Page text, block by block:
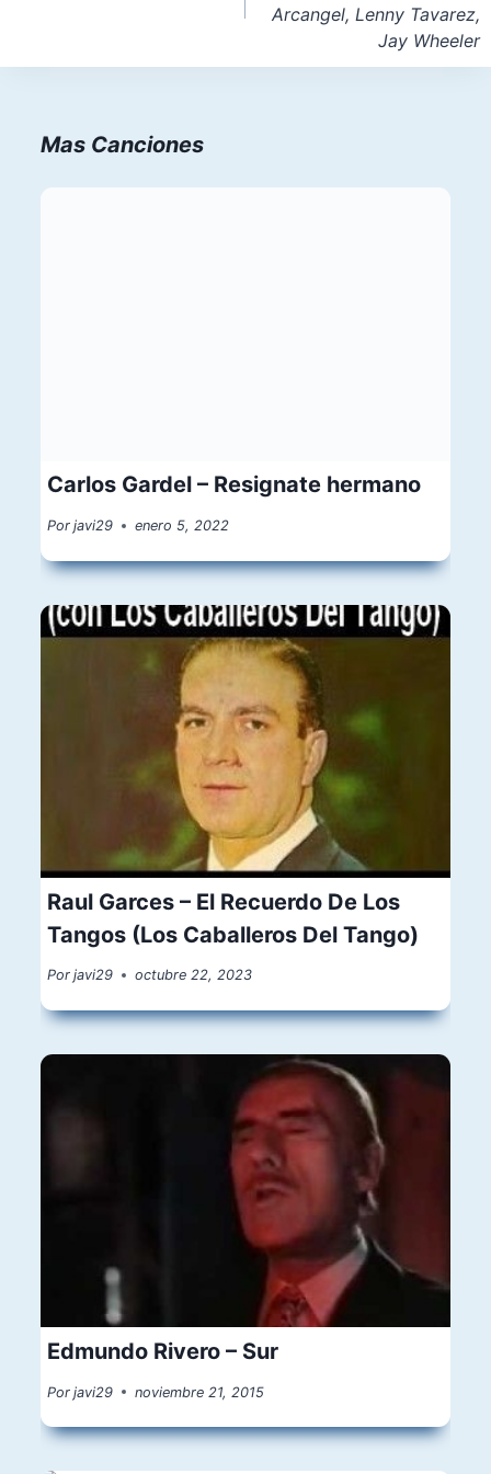
Arcangel, Lenny Tavarez,
Jay Wheeler
Mas Canciones
Carlos Gardel – Resignate hermano
Por javi29 enero 5, 2022
Raul Garces – El Recuerdo De Los
Tangos (Los Caballeros Del Tango)
Por javi29 octubre 22, 2023
Edmundo Rivero – Sur
Por javi29 noviembre 21, 2015